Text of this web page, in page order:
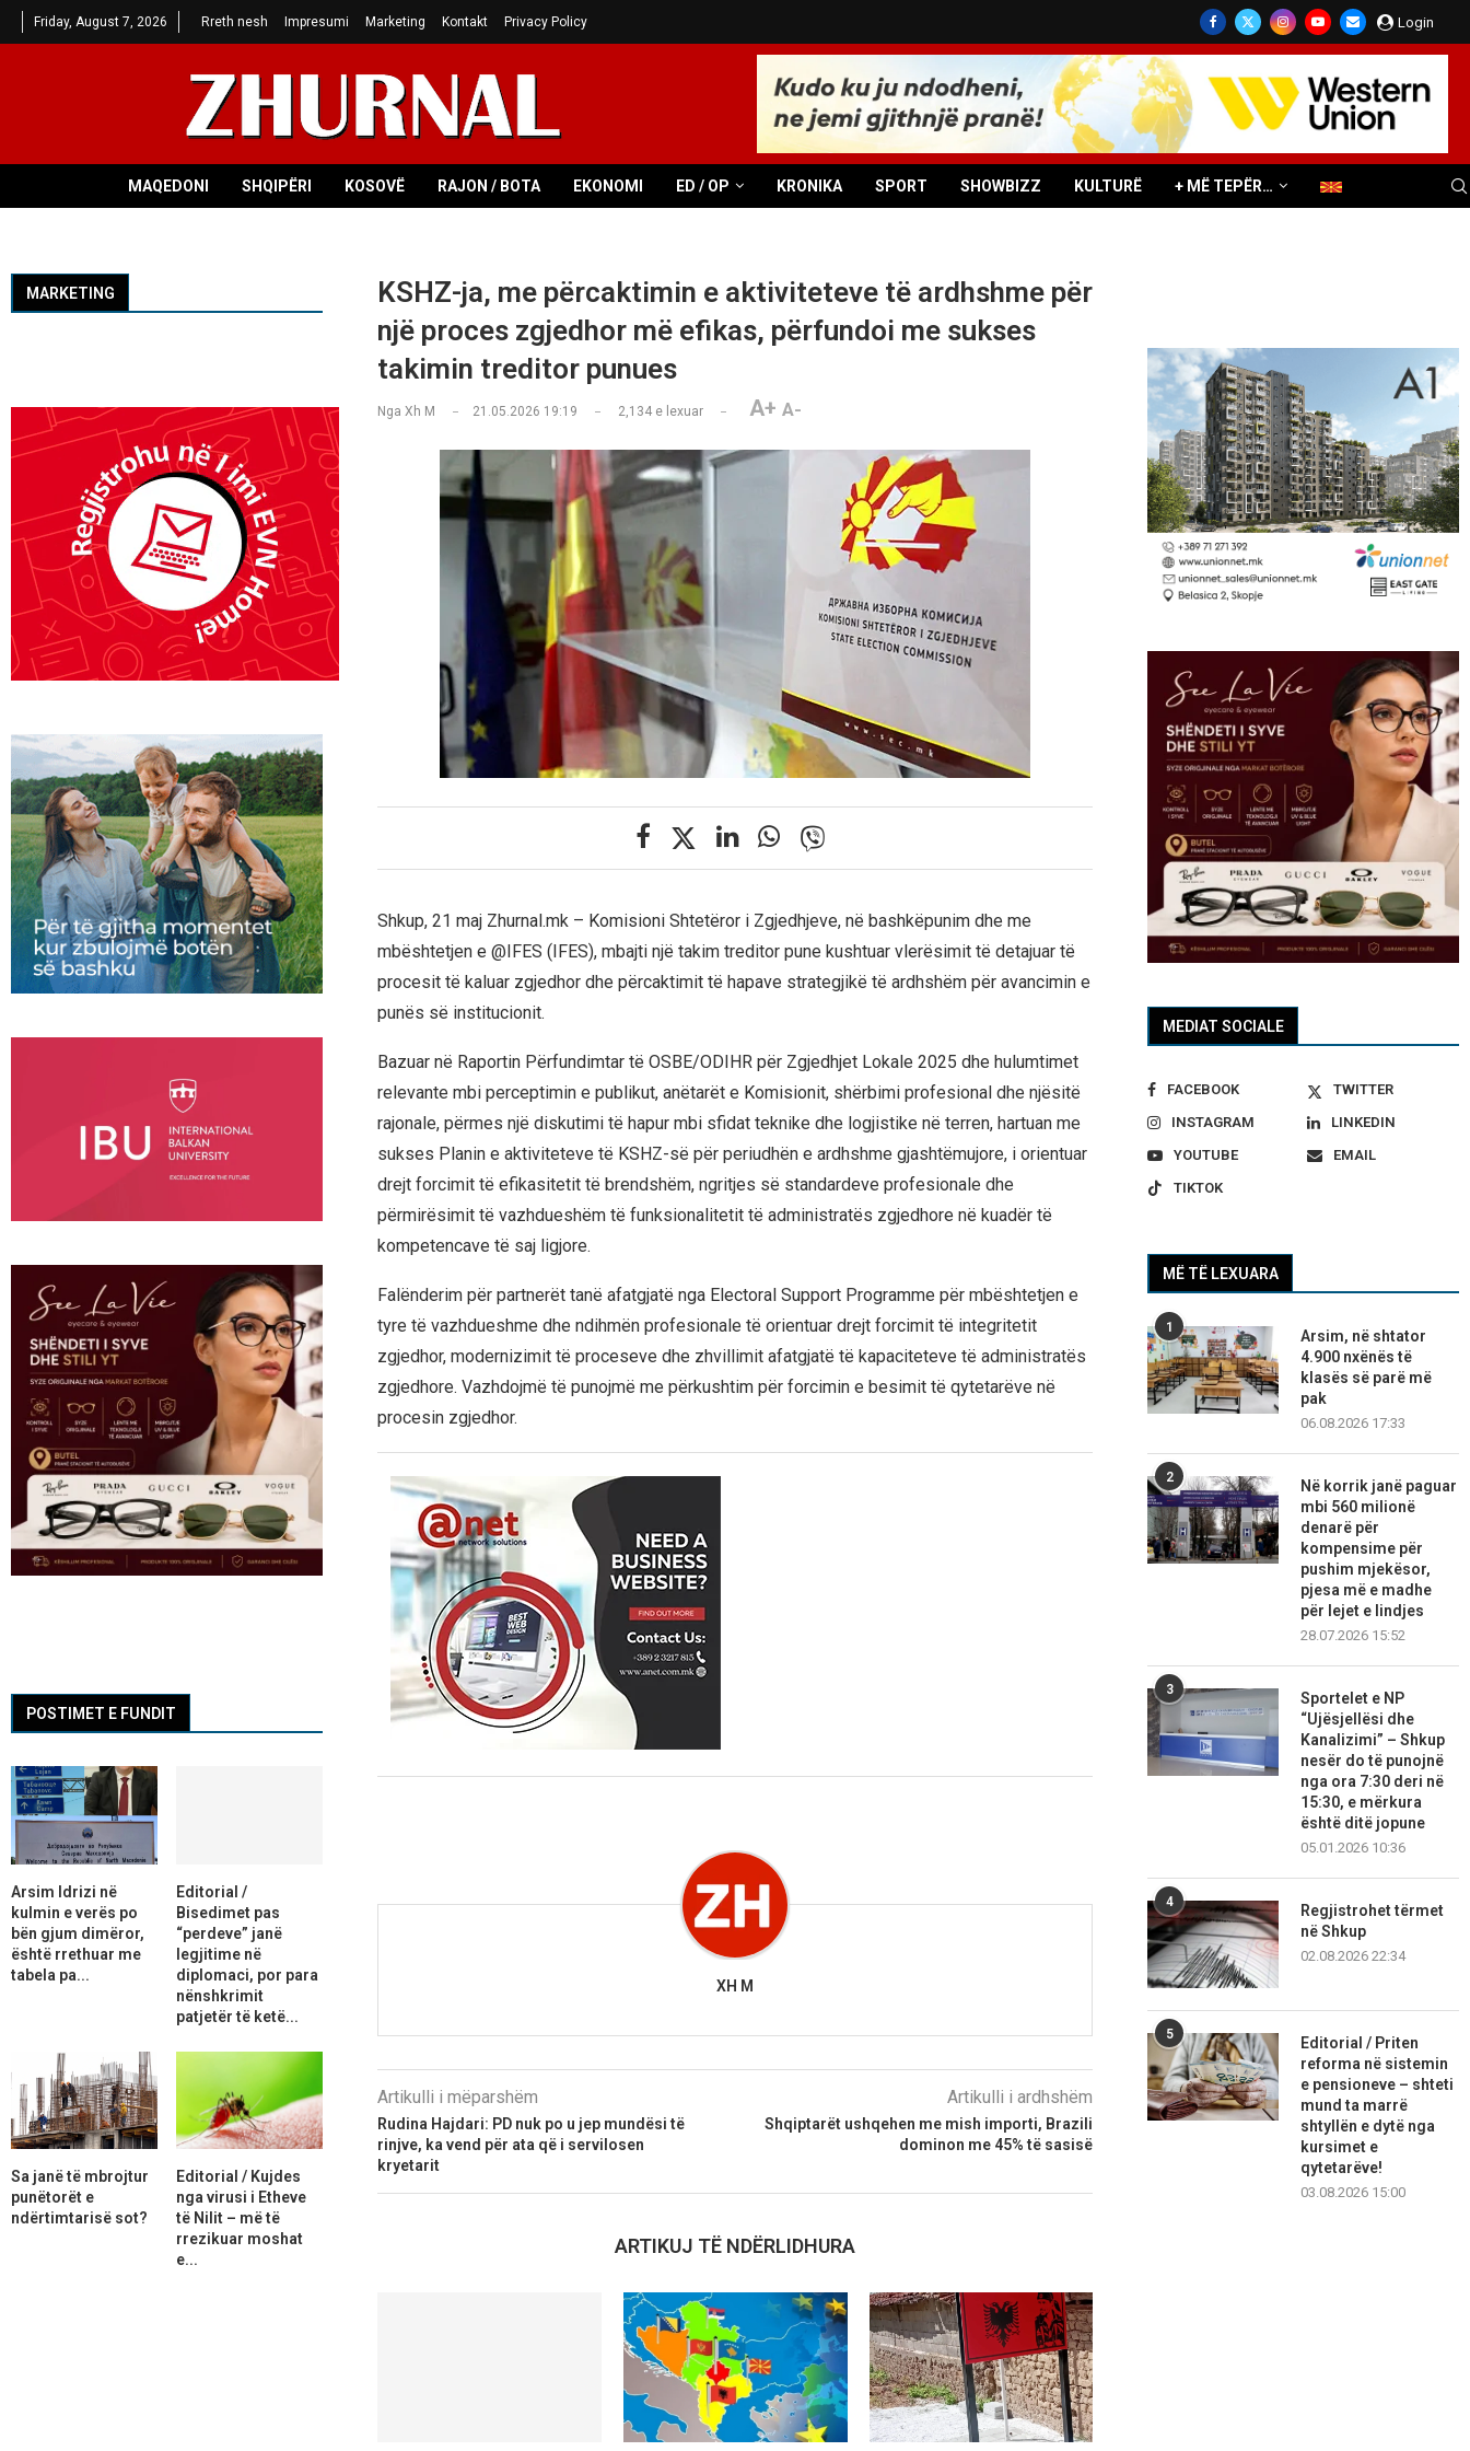
Friday, August 7, 2026 Rreth nesh Impresumi Marketing Kontakt Privacy Policy Login
MAQEDONI SHQIPËRI KOSOVË RAJON / BOTA EKONOMI ED / OP KRONIKA SPORT SHOWBIZZ KULTURË + MË TEPËR…
KSHZ-ja, me përcaktimin e aktiviteteve të ardhshme për
një proces zgjedhor më efikas, përfundoi me sukses
takimin treditor punues
Nga Xh M 21.05.2026 19:19 2,134e lexuar A+ A-
Shkup, 21 maj Zhurnal.mk – Komisioni Shtetëror i Zgjedhjeve, në bashkëpunim dhe me
mbështetjen e @IFES (IFES), mbajti një takim treditor pune kushtuar vlerësimit të detajuar të
procesit të kaluar zgjedhor dhe përcaktimit të hapave strategjikë të ardhshëm për avancimin e
punës së institucionit.
Bazuar në Raportin Përfundimtar të OSBE/ODIHR për Zgjedhjet Lokale 2025 dhe hulumtimet
relevante mbi perceptimin e publikut, anëtarët e Komisionit, shërbimi profesional dhe njësitë
rajonale, përmes një diskutimi të hapur mbi sfidat teknike dhe logjistike në terren, hartuan me
sukses Planin e aktiviteteve të KSHZ-së për periudhën e ardhshme gjashtëmujore, i orientuar
drejt forcimit të efikasitetit të brendshëm, ngritjes së standardeve profesionale dhe
përmirësimit të vazhdueshëm të funksionalitetit të administratës zgjedhore në kuadër të
kompetencave të saj ligjore.
Falënderim për partnerët tanë afatgjatë nga Electoral Support Programme për mbështetjen e
tyre të vazhdueshme dhe ndihmën profesionale të orientuar drejt forcimit të integritetit
zgjedhor, modernizimit të proceseve dhe zhvillimit afatgjatë të kapaciteteve të administratës
zgjedhore. Vazhdojmë të punojmë me përkushtim për forcimin e besimit të qytetarëve në
procesin zgjedhor.
XH M
Artikulli i mëparshëm
Rudina Hajdari: PD nuk po u jep mundësi të
rinjve, ka vend për ata që i servilosen
kryetarit
Artikulli i ardhshëm
Shqiptarët ushqehen me mish importi, Brazili
dominon me 45% të sasisë
ARTIKUJ TË NDËRLIDHURA
MEDIAT SOCIALE
FACEBOOK
TWITTER
INSTAGRAM
LINKEDIN
YOUTUBE
EMAIL
TIKTOK
MË TË LEXUARA
1
Arsim, në shtator
4.900 nxënës të
klasës së parë më
pak
06.08.2026 17:33
2
Në korrik janë paguar
mbi 560 milionë
denarë për
kompensime për
pushim mjekësor,
pjesa më e madhe
për lejet e lindjes
28.07.2026 15:52
3
Sportelet e NP
“Ujësjellësi dhe
Kanalizimi” – Shkup
nesër do të punojnë
nga ora 7:30 deri në
15:30, e mërkura
është ditë jopune
05.01.2026 10:36
4
Regjistrohet tërmet
në Shkup
02.08.2026 22:34
5
Editorial / Priten
reforma në sistemin
e pensioneve – shteti
mund ta marrë
shtyllën e dytë nga
kursimet e
qytetarëve!
03.08.2026 15:00
MARKETING
POSTIMET E FUNDIT
Arsim Idrizi në
kulmin e verës po
bën gjum dimëror,
është rrethuar me
tabela pa...
Editorial /
Bisedimet pas
“perdeve” janë
legjitime në
diplomaci, por para
nënshkrimit
patjetër të ketë...
Sa janë të mbrojtur
punëtorët e
ndërtimtarisë sot?
Editorial / Kujdes
nga virusi i Etheve
të Nilit – më të
rrezikuar moshat
e...